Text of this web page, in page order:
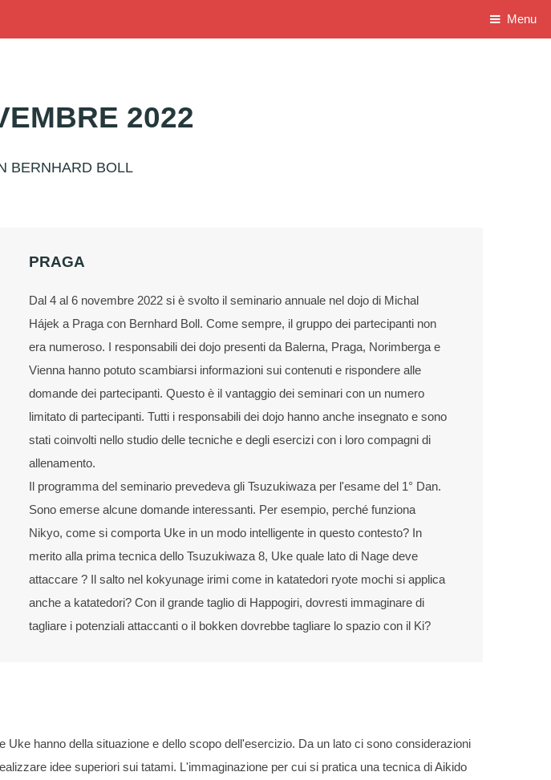
Menu
2022
BERNHARD BOLL
PRAGA
Dal 4 al 6 novembre 2022 si è svolto il seminario annuale nel dojo di Michal
Hájek a Praga con Bernhard Boll. Come sempre, il gruppo dei partecipanti non
era numeroso. I responsabili dei dojo presenti da Balerna, Praga, Norimberga e
Vienna hanno potuto scambiarsi informazioni sui contenuti e rispondere alle
domande dei partecipanti. Questo è il vantaggio dei seminari con un numero
limitato di partecipanti. Tutti i responsabili dei dojo hanno anche insegnato e sono
stati coinvolti nello studio delle tecniche e degli esercizi con i loro compagni di
allenamento.
Il programma del seminario prevedeva gli Tsuzukiwaza per l'esame del 1° Dan.
Sono emerse alcune domande interessanti. Per esempio, perché funziona
Nikyo, come si comporta Uke in un modo intelligente in questo contesto? In
merito alla prima tecnica dello Tsuzukiwaza 8, Uke quale lato di Nage deve
attaccare ? Il salto nel kokyunage irimi come in katatedori ryote mochi si applica
anche a katatedori? Con il grande taglio di Happogiri, dovresti immaginare di
tagliare i potenziali attaccanti o il bokken dovrebbe tagliare lo spazio con il Ki?
hanno della situazione e dello scopo dell'esercizio. Da un lato ci sono considerazioni
idee superiori sui tatami. L'immaginazione per cui si pratica una tecnica di Aikido